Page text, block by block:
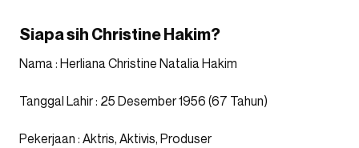
Siapa sih Christine Hakim?
Nama: Herliana Christine Natalia Hakim
Tanggal Lahir: 25 Desember 1956 (67 Tahun)
Pekerjaan : Aktris, Aktivis, Produser